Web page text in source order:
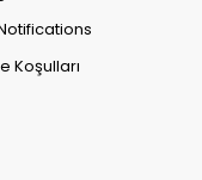
Koşulları